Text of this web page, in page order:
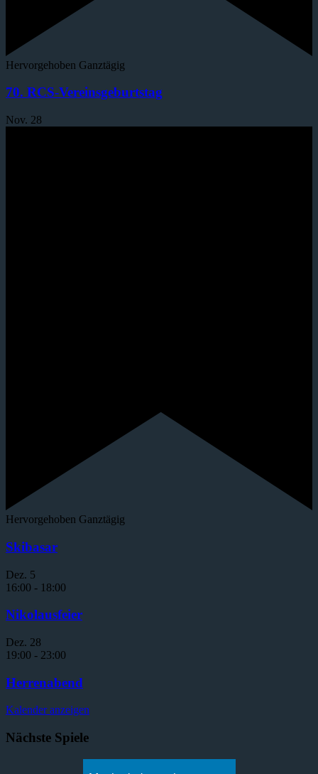
Hervorgehoben Ganztägig
70. RCS-Vereinsgeburtstag
Nov. 28
Hervorgehoben Ganztägig
Skibasar
Dez. 5
16:00 - 18:00
Nikolausfeier
Dez. 28
19:00 - 23:00
Herrenabend
Kalender anzeigen
Nächste Spiele